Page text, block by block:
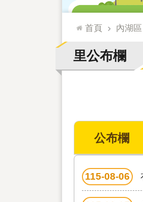
::: 首頁 內湖區
里公布欄
公布欄
115-08-06